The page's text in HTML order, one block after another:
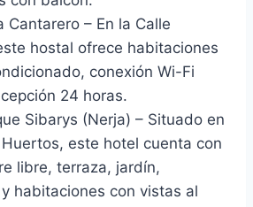
Cantarero – En la Calle
hostal ofrece habitaciones
conexión Wi-Fi
24 horas.
Sibarys (Nerja) – Situado en
este hotel cuenta con
libre, terraza, jardín,
habitaciones con vistas al